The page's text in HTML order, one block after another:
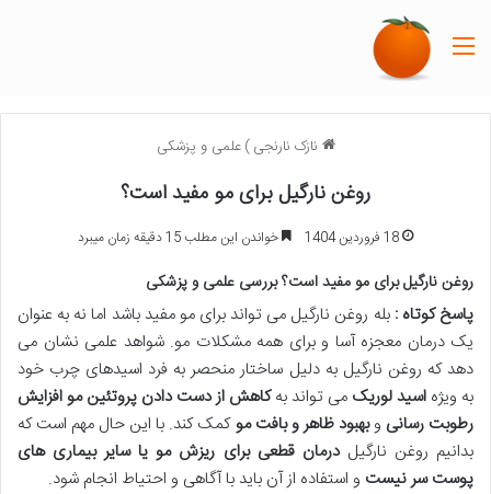
نازک نارنجی ) علمی و پزشکی
روغن نارگیل برای مو مفید است؟
18 فروردین 1404 خواندن این مطلب 15 دقیقه زمان میبرد
روغن نارگیل برای مو مفید است؟ بررسی علمی و پزشکی
پاسخ کوتاه :بله روغن نارگیل می تواند برای مو مفید باشد اما نه به عنوان
یک درمان معجزه آسا و برای همه مشکلات مو. شواهد علمی نشان می
دهد که روغن نارگیل به دلیل ساختار منحصر به فرد اسیدهای چرب خود
به ویژه اسید لوریک می تواند بهکاهش از دست دادن پروتئین موافزایش
رطوبت رسانی وبهبود ظاهر و بافت موکمک کند. با این حال مهم است که
بدانیم روغن نارگیلدرمان قطعی برای ریزش مو یا سایر بیماری های
پوست سر نیست و استفاده از آن باید با آگاهی و احتیاط انجام شود.